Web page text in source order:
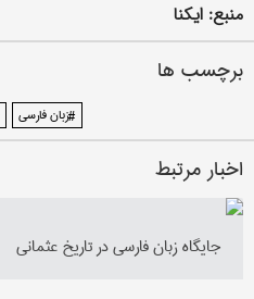
منبع: ایکنا
برچسب ها
#زبان فارسی
اخبار مرتبط
جایگاه زبان فارسی در تاریخ عثمانی